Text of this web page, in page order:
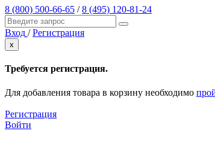
8 (800) 500-66-65 /8 (495) 120-81-24
Вход / Регистрация
x
Требуется регистрация.
Для добавления товара в корзину необходимо
Регистрация
Войти